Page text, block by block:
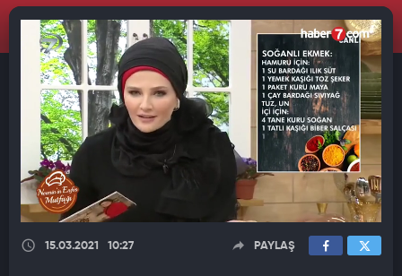
15.03.2021 10:27 PAYLAŞ